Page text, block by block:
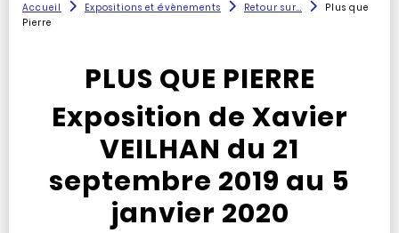
Accueil Expositions et évènements Retour sur...
Plus que
Pierre
PLUS QUE PIERRE
Exposition de Xavier
VEILHAN du 21
septembre 2019 au 5
janvier 2020